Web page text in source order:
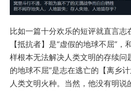
比如一篇十分欢乐的短评就直言志
【抵抗者】是“虚假的地球不屈”
样根本无法解决人类文明的存续问
的地球不屈”是志在逃亡的【离乡
人类文明火种。当然，他没有明说